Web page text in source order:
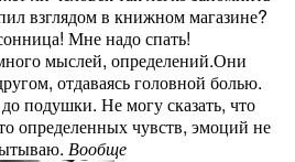
взглядом в книжном магазине?
Мне надо спать!
мыслей, определений.Они
отдаваясь головной болью.
подушки. Не могу сказать, что
определенных чувств, эмоций не
Вообще